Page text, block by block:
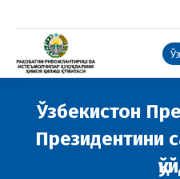
Ўзбекистон
Президентини